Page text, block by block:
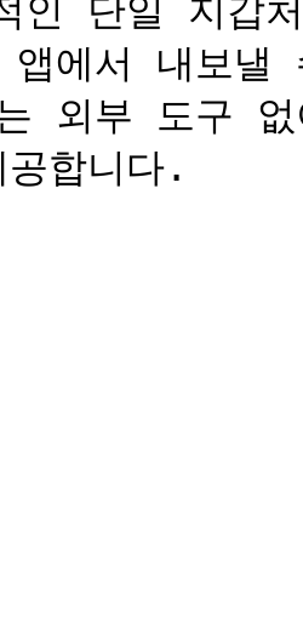
인 단일 지갑
에서 내보낼
외부 도구
합니다.